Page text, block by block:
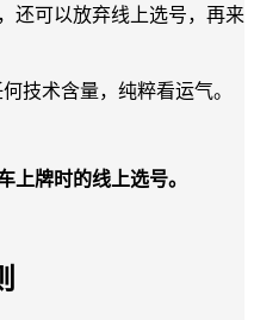
还可以放弃线上选号，再来
技术含量，纯粹看运气。
上牌时的线上选号。